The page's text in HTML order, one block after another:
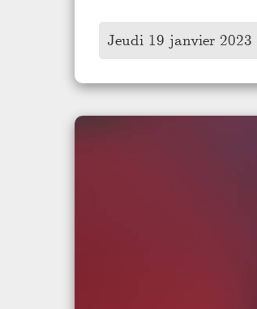
Jeudi 19 janvier 2023